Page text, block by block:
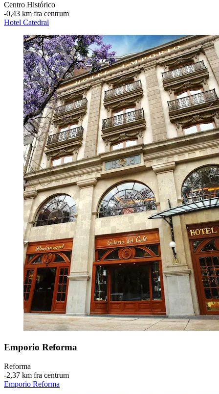
Centro Histórico
‐0,43 km fra centrum
Hotel Catedral
Emporio Reforma
Reforma
‐2,37 km fra centrum
Emporio Reforma